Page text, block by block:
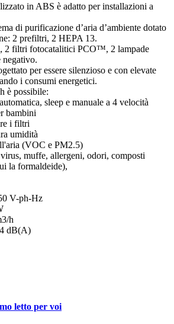
in ABS è adatto per installazioni a
di purificazione d’aria d’ambiente dotato
2 prefiltri, 2 HEPA 13.
2 filtri fotocatalitici PCO™, 2 lampade
per essere silenzioso e con elevate
i consumi energetici.
è possibile:
sleep e manuale a 4 velocità
bambini
i filtri
umidità
(VOC e PM2.5)
muffe, allergeni, odori, composti
la formaldeide),
V-ph-Hz
h
dB(A)
letto per voi